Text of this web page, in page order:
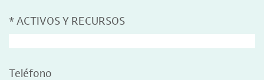
* ACTIVOS Y RECURSOS
Teléfono